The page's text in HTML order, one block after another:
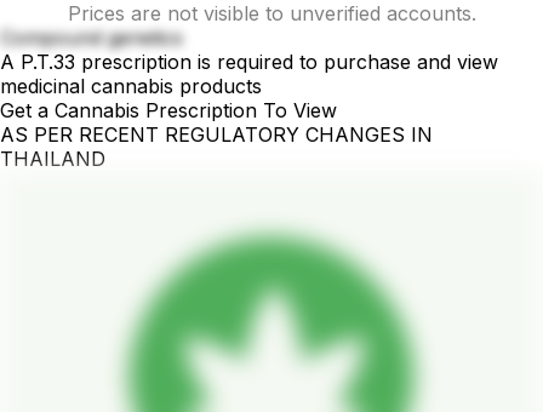
Prices are not visible to unverified accounts.
Compound genetics
A P.T.33 prescription is required to purchase and view
medicinal cannabis products
Get a Cannabis Prescription To View
AS PER RECENT REGULATORY CHANGES IN
THAILAND